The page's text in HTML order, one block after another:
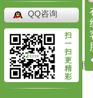
高压旋
四川高压旋
四川高理
QQ咨询
扫
一
扫
更
精
彩